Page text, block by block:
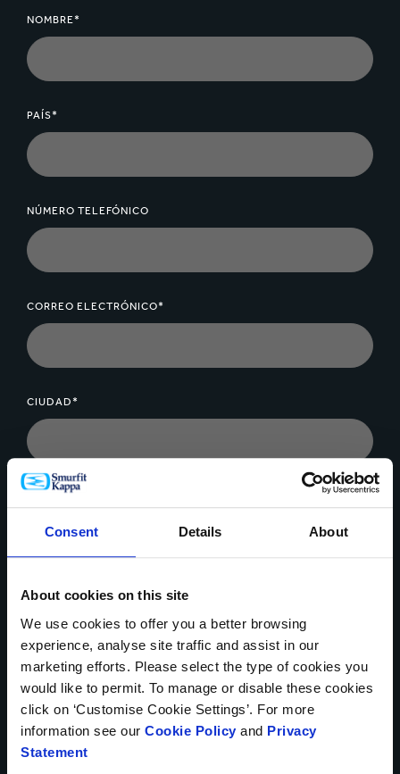
Consent Details About
About cookies on this site
We use cookies to offer you a better browsing
experience, analyse site traffic and assist in our
marketing efforts. Please select the type of cookies you
would like to permit. To manage or disable these cookies
click on ‘Customise Cookie Settings’. For more
information see our Cookie Policy and Privacy
Statement
require basic printing.
NOMBRE*
PAÍS*
NÚMERO TELEFÓNICO
CORREO ELECTRÓNICO*
CIUDAD*
MENSAJE*
Cargar archivo